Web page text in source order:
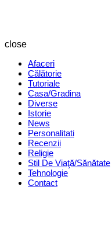
close
Afaceri
Călătorie
Tutoriale
Casa/Gradina
Diverse
Istorie
News
Personalitati
Recenzii
Religie
Stil De Viaţă/Sănătate
Tehnologie
Contact